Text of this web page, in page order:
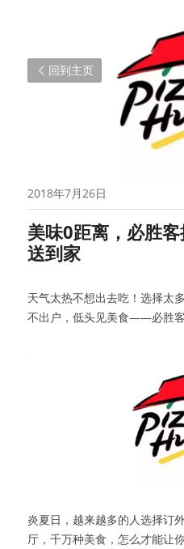
回到主页
2018年7月26日
美味0距离，必胜
送到家
天气太热不想出去吃！选择太
不出户，低头见美食——必胜客
炎夏日，越来越多的人选择订
厅，千万种美食，怎么才能让